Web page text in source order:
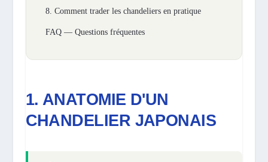
8. Comment trader les chandeliers en pratique
FAQ — Questions fréquentes
1. ANATOMIE D'UN
CHANDELIER JAPONAIS